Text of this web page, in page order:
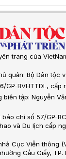
trang của
quản: Bộ Dân tộc
GP-BVHTTDL, cấp
biên tập: Nguyễn
chí số 57/GP-
và Du lịch cấp
Cục Viễn thông
Cầu Giấy, TP.